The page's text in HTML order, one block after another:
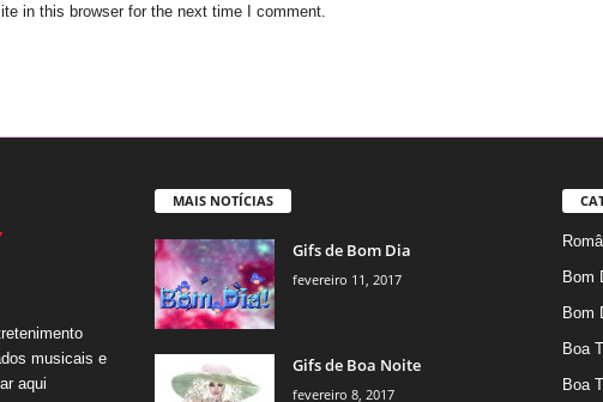
in this browser for the next time I comment.
musicais e
aqui
MAIS NOTÍCIAS
Gifs de Bom Dia
fevereiro 11, 2017
Gifs de Boa Noite
fevereiro 8, 2017
Bom
Bom
Boa
Boa